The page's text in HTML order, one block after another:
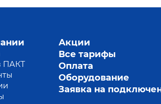
ПАКТ
Акции
Все тарифы
Оплата
Оборудование
Заявка на